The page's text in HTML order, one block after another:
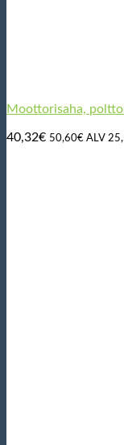
Moottorisaha,
40,32€ 50,60€ ALV